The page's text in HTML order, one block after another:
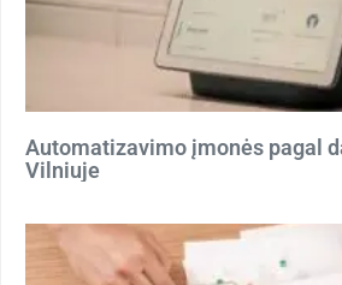
Automatizavimo įmonės pagal
Vilniuje